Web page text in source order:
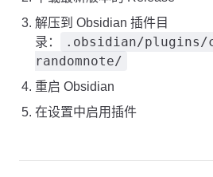
解压到 Obsidian 插件目
录：
.obsidian/plugins/
randomnote/
重启 Obsidian
在设置中启用插件